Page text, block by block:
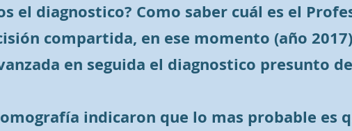
el diagnostico? Como saber cuál es el
compartida, en ese momento (año
en seguida el diagnostico presunto
indicaron que lo mas probable